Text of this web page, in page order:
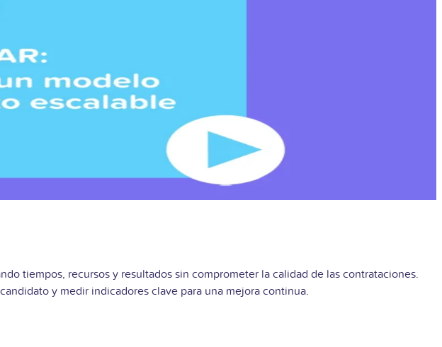
tiempos, recursos y resultados sin comprometer la calidad de las contrataciones.
y medir indicadores clave para una mejora continua.